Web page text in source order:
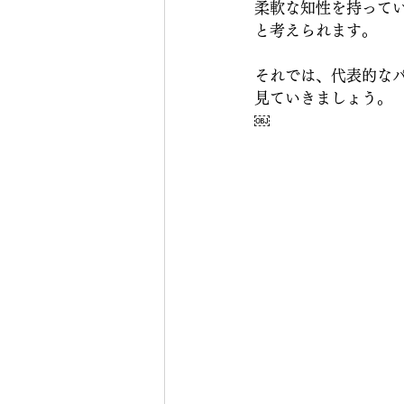
柔軟な知性を持って
と考えられます。
それでは、代表的な
見ていきましょう。
￼